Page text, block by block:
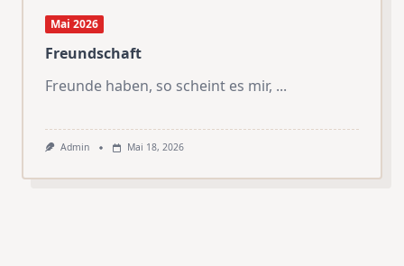
Mai 2026
Freundschaft
Freunde haben, so scheint es mir, ...
Admin Mai 18, 2026